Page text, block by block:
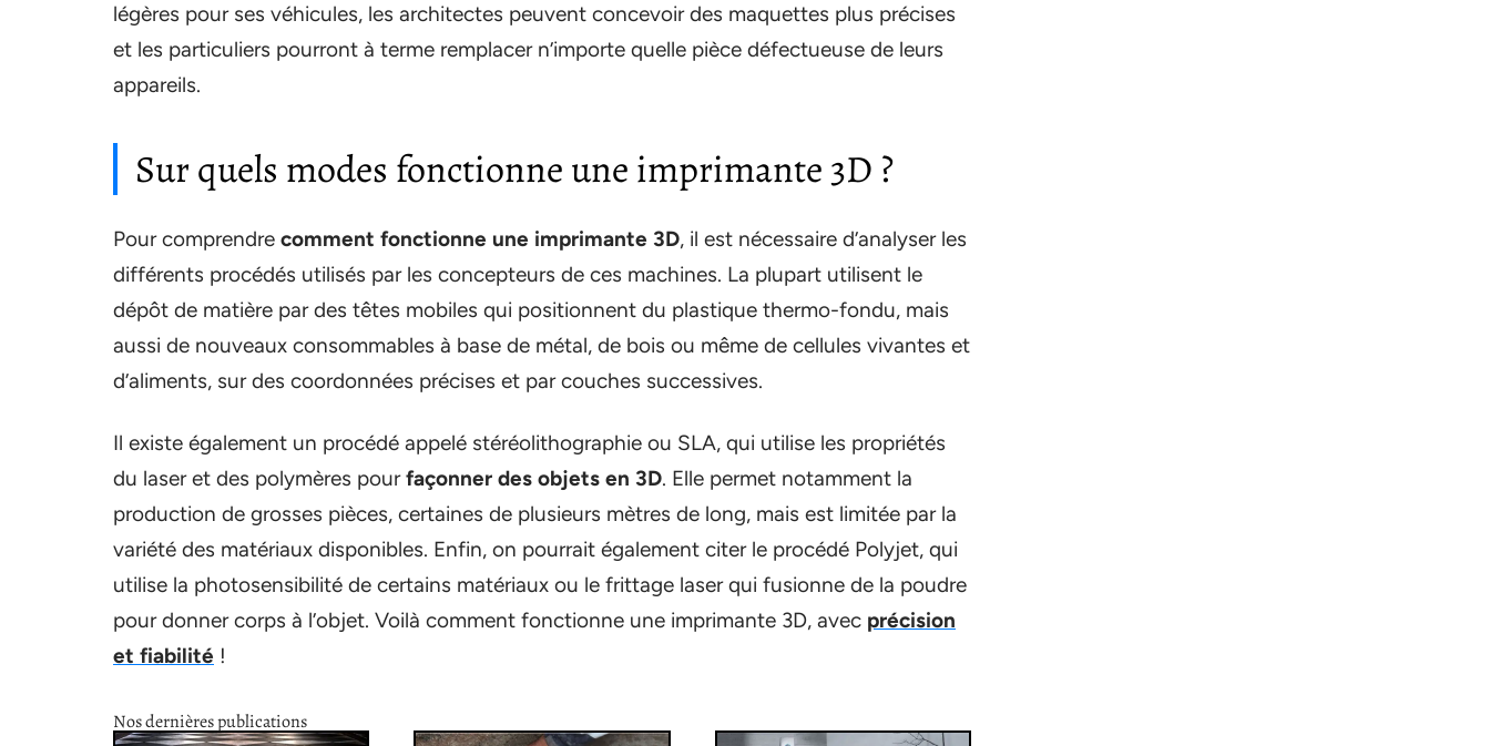
légères pour ses véhicules, les architectes peuvent concevoir des maquettes plus précises
et les particuliers pourront à terme remplacer n’importe quelle pièce défectueuse de leurs
appareils.
Sur quels modes fonctionne une imprimante 3D ?
Pour comprendre comment fonctionne une imprimante 3D, il est nécessaire d’analyser les
différents procédés utilisés par les concepteurs de ces machines. La plupart utilisent le
dépôt de matière par des têtes mobiles qui positionnent du plastique thermo-fondu, mais
aussi de nouveaux consommables à base de métal, de bois ou même de cellules vivantes et
d’aliments, sur des coordonnées précises et par couches successives.
Il existe également un procédé appelé stéréolithographie ou SLA, qui utilise les propriétés
du laser et des polymères pourfaçonner des objets en 3D. Elle permet notamment la
production de grosses pièces, certaines de plusieurs mètres de long, mais est limitée par la
variété des matériaux disponibles. Enfin, on pourrait également citer le procédé Polyjet, qui
utilise la photosensibilité de certains matériaux ou le frittage laser qui fusionne de la poudre
pour donner corps à l’objet. Voilà comment fonctionne une imprimante 3D, avec précision
et fiabilité !
Nos dernières publications